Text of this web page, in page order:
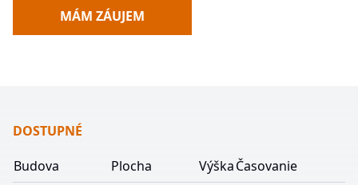
MÁM ZÁUJEM
DOSTUPNÉ
Budova
Plocha VýškaČasovanie